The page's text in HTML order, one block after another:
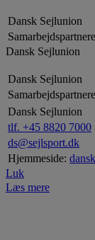
Dansk Sejlunion
Samarbejdspartnere
Dansk Sejlunion
Dansk Sejlunion
Samarbejdspartnere
Dansk Sejlunion
tlf. +45 8820 7000
ds@sejlsport.dk
Hjemmeside:
Luk
Læs mere